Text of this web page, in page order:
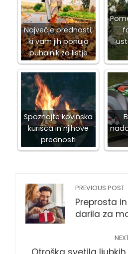
Največje prednosti,
ki vam jih ponuja
puhalnik za listje
Spoznajte kovinska
kurišča in njihove
prednosti
PREVIOUS POST
Preprosta
darila za